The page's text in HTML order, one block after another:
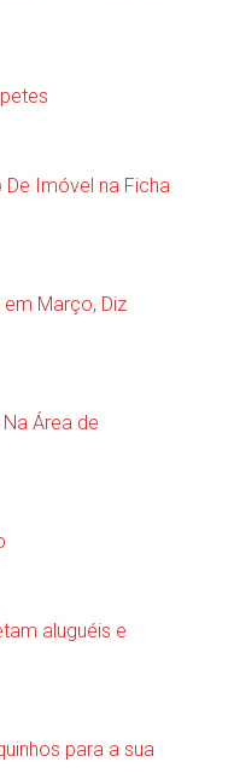
De Imóvel na Ficha
Março, Diz
Área de
aluguéis e
para a sua